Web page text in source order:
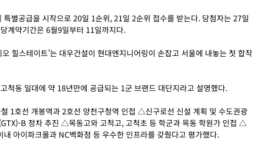
특별공급을 시작으로 20일 1순위, 21일 2순위 접수를 받는다. 당첨자는 27일
계약기간은 6월9일부터 11일까지다.
오 힐스테이트’는 대우건설이 현대엔지니어링이 손잡고 서울에 내놓는 첫 합작
척동 일대에 약 18년만에 공급되는 1군 브랜드 대단지라고 설명했다.
1호선 개봉역과 2호선 양천구청역 인접 △신구로선 신설 계획 및 수도권광
B 정차 추진 △목동고와 고척고, 고척초 등 학군과 목동 학원가 인접 △
아이파크몰과 NC백화점 등 우수한 인프라를 갖췄다고 평가했다.